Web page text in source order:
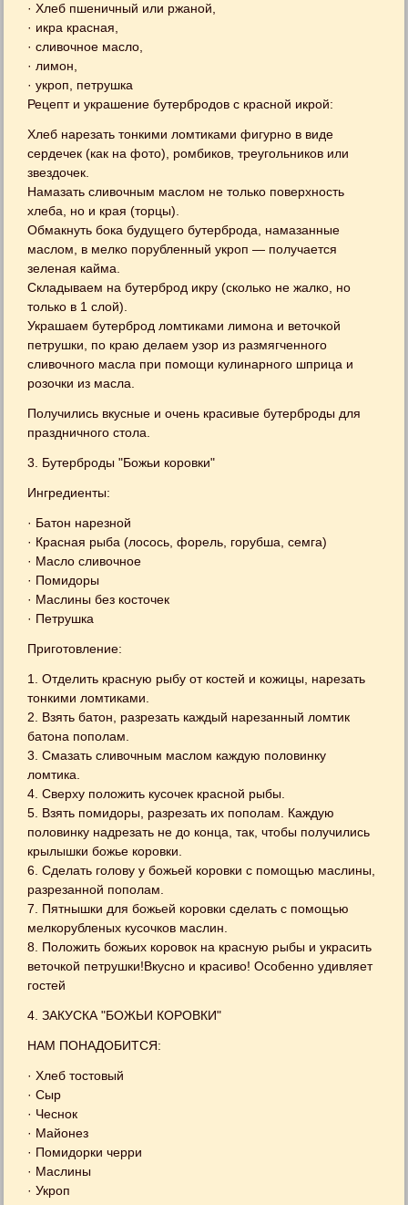
· Хлеб пшеничный или ржаной,
· икра красная,
· сливочное масло,
· лимон,
· укроп, петрушка
Рецепт и украшение бутербродов с красной икрой:
Хлеб нарезать тонкими ломтиками фигурно в виде
сердечек (как на фото), ромбиков, треугольников или
звездочек.
Намазать сливочным маслом не только поверхность
хлеба, но и края (торцы).
Обмакнуть бока будущего бутерброда, намазанные
маслом, в мелко порубленный укроп — получается
зеленая кайма.
Складываем на бутерброд икру (сколько не жалко, но
только в 1 слой).
Украшаем бутерброд ломтиками лимона и веточкой
петрушки, по краю делаем узор из размягченного
сливочного масла при помощи кулинарного шприца и
розочки из масла.
Получились вкусные и очень красивые бутерброды для
праздничного стола.
3. Бутерброды "Божьи коровки"
Ингредиенты:
· Батон нарезной
· Красная рыба (лосось, форель, горубша, семга)
· Масло сливочное
· Помидоры
· Маслины без косточек
· Петрушка
Приготовление:
1. Отделить красную рыбу от костей и кожицы, нарезать
тонкими ломтиками.
2. Взять батон, разрезать каждый нарезанный ломтик
батона пополам.
3. Смазать сливочным маслом каждую половинку
ломтика.
4. Сверху положить кусочек красной рыбы.
5. Взять помидоры, разрезать их пополам. Каждую
половинку надрезать не до конца, так, чтобы получились
крылышки божье коровки.
6. Сделать голову у божьей коровки с помощью маслины,
разрезанной пополам.
7. Пятнышки для божьей коровки сделать с помощью
мелкорубленых кусочков маслин.
8. Положить божьих коровок на красную рыбы и украсить
веточкой петрушки!Вкусно и красиво! Особенно удивляет
гостей
4. ЗАКУСКА "БОЖЬИ КОРОВКИ"
НАМ ПОНАДОБИТСЯ:
· Хлеб тостовый
· Сыр
· Чеснок
· Майонез
· Помидорки черри
· Маслины
· Укроп